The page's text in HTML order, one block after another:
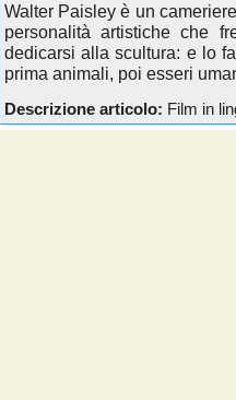
Walter Paisley è un
personalità artistiche che
dedicarsi alla scultura: e lo
prima animali, poi esseri
Descrizione articolo: Film in